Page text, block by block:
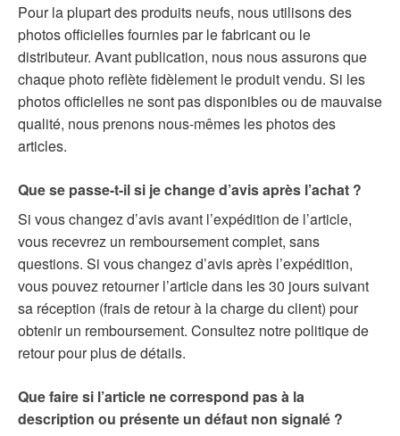
Pour la plupart des produits neufs, nous utilisons des
photos officielles fournies par le fabricant ou le
distributeur. Avant publication, nous nous assurons que
chaque photo reflète fidèlement le produit vendu. Si les
photos officielles ne sont pas disponibles ou de mauvaise
qualité, nous prenons nous-mêmes les photos des
articles.
Que se passe-t-il si je change d’avis après l’achat ?
Si vous changez d’avis avant l’expédition de l’article,
vous recevrez un remboursement complet, sans
questions. Si vous changez d’avis après l’expédition,
vous pouvez retourner l’article dans les 30 jours suivant
sa réception (frais de retour à la charge du client) pour
obtenir un remboursement. Consultez notre politique de
retour pour plus de détails.
Que faire si l’article ne correspond pas à la
description ou présente un défaut non signalé ?